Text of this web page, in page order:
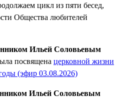
цикл из пяти бесед,
Общества любителей
Ильей Соловьевым
посвящена церковной жизни
(эфир 03.08.2026)
Ильей Соловьевым